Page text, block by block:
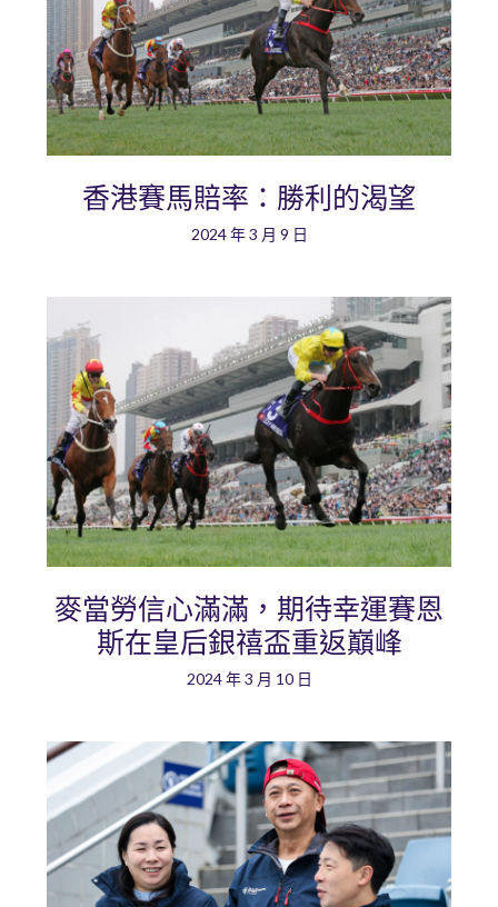
香港賽馬賠率：勝利的渴望
2024 年 3 月 9 日
麥當勞信心滿滿，期待幸運賽恩
斯在皇后銀禧盃重返巔峰
2024 年 3 月 10 日